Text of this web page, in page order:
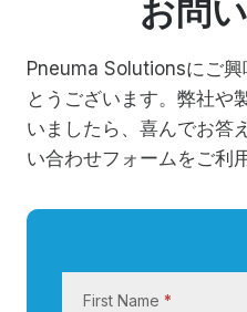
Pneuma Solutionsにご
とうございます。弊社や
いましたら、喜んでお答
い合わせフォームをご利
First Name *